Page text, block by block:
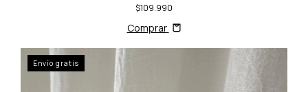
$109.990
Comprar
Envío gratis